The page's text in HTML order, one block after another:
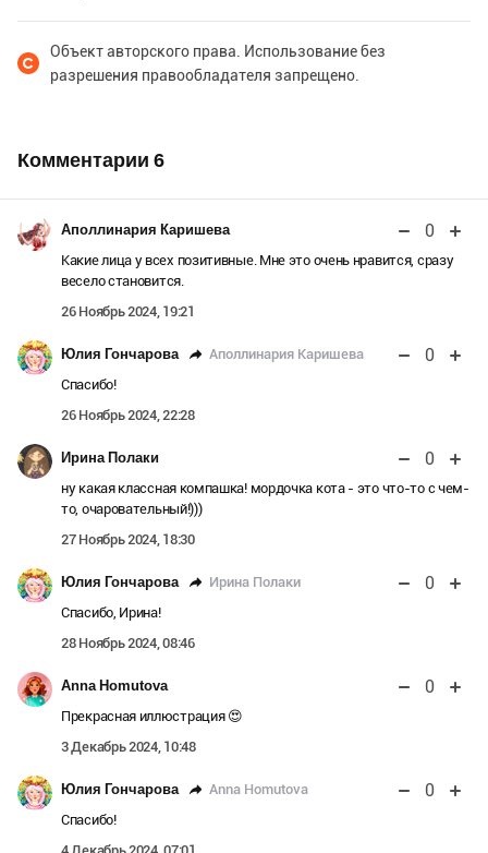
Объект авторского права. Использование без
разрешения правообладателя запрещено.
Комментарии 6
Аполлинария Каришева 0
Какие лица у всех позитивные. Мне это очень нравится, сразу
весело становится.
26 Ноябрь 2024, 19:21
Юлия Гончарова Аполлинария Каришева 0
Спасибо!
26 Ноябрь 2024, 22:28
Ирина Полаки 0
ну какая классная компашка! мордочка кота - это что-то с чем-
то, очаровательный!)))
27 Ноябрь 2024, 18:30
Юлия Гончарова Ирина Полаки 0
Спасибо, Ирина!
28 Ноябрь 2024, 08:46
Anna Homutova 0
Прекрасная иллюстрация 😍
3 Декабрь 2024, 10:48
Юлия Гончарова Anna Homutova 0
Спасибо!